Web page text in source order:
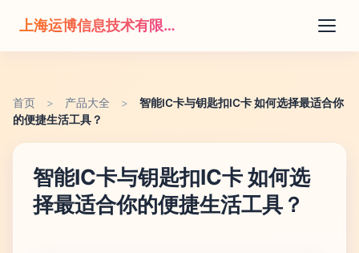
上海运博信息技术有限公司
首页 > 产品大全 >
智能IC卡与钥匙扣IC卡 如何选择最适合你
的便捷生活工具？
智能IC卡与钥匙扣IC卡 如何选
择最适合你的便捷生活工具？